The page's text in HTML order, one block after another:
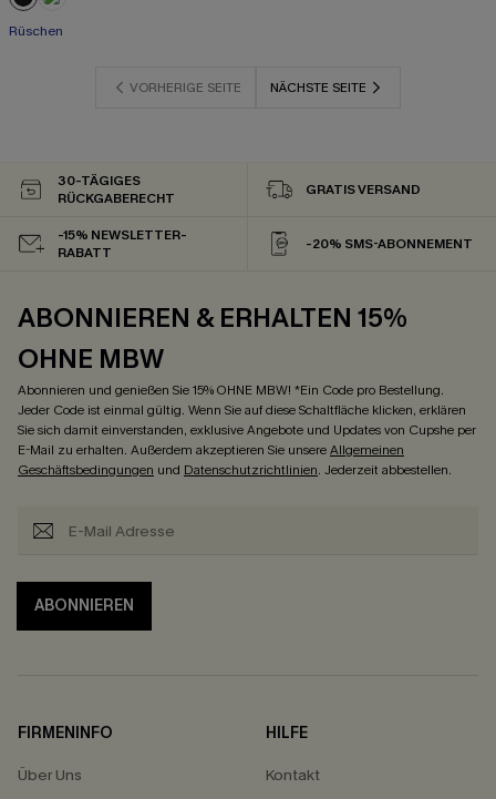
Rüschen
VORHERIGE SEITE NÄCHSTE SEITE
30-TÄGIGES
RÜCKGABERECHT
GRATIS VERSAND
-15% NEWSLETTER-
RABATT
-20% SMS-ABONNEMENT
ABONNIEREN & ERHALTEN 15%
OHNE MBW
Abonnieren und genießen Sie 15% OHNE MBW! *Ein Code pro Bestellung.
Jeder Code ist einmal gültig. Wenn Sie auf diese Schaltfläche klicken, erklären
Sie sich damit einverstanden, exklusive Angebote und Updates von Cupshe per
E-Mail zu erhalten. Außerdem akzeptieren Sie unsereAllgemeinen
Geschäftsbedingungen und Datenschutzrichtlinien. Jederzeit abbestellen.
ABONNIEREN
FIRMENINFO
Über Uns
HILFE
Kontakt